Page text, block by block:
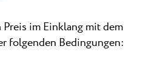
im Einklang mit dem
folgenden Bedingungen: